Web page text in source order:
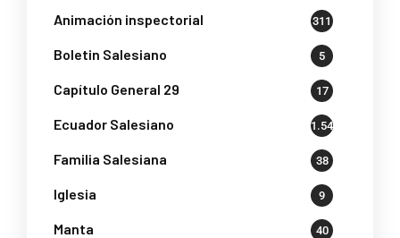
Animación inspectorial 311
Boletin Salesiano 5
Capítulo General 29 17
Ecuador Salesiano 1.541
Familia Salesiana 38
Iglesia 9
Manta 40